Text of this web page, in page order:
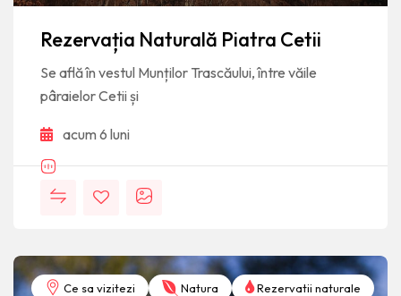
Rezervația Naturală Piatra Cetii
Se află în vestul Munților Trascăului, între văile
pâraielor Cetii și
acum 6 luni
Ce sa vizitezi Natura Rezervatii naturale